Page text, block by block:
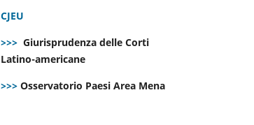
CJEU
>>> Giurisprudenza delle Corti
Latino-americane
>>> Osservatorio Paesi Area Mena